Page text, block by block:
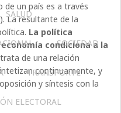
SALUD
SOCIEDAD
TRANSPORTE
ELECTORAL
un país es a través
La resultante de la
La política
condiciona a la
de una relación
continuamente, y
y síntesis con la